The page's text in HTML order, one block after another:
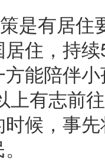
有居住
住，持
能陪伴
有志前
候，事